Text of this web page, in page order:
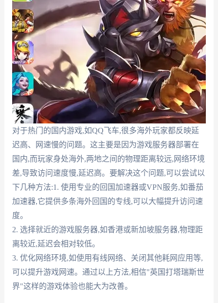
对于热门的国内游戏,如QQ飞车,很多海外玩家都反映延
迟高、网速慢的问题。这主要是因为游戏服务器部署在
国内,而玩家身处海外,两地之间的物理距离较远,网络环境
差,导致访问速度慢,延迟高。要解决这个问题,可以尝试以
下几种方法:1. 使用专业的回国加速器或VPN服务,如番茄
加速器,它提供多条海外回国的专线,可以大幅提升访问速
度。
2. 选择就近的游戏服务器,如香港或新加坡服务器,物理距
离较近,延迟会相对较低。
3. 优化网络环境,如使用有线网络、关闭其他耗网应用等,
可以提升游戏网速。通过以上方法,相信"英国打塔瑞斯世
界"这样的游戏体验也能大为改善。